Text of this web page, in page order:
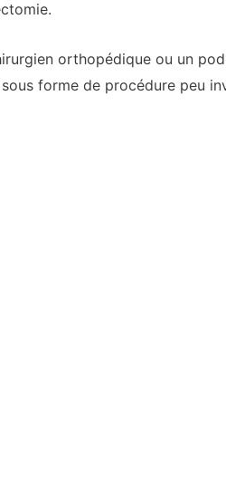
orthopédique ou un
forme de procédure peu